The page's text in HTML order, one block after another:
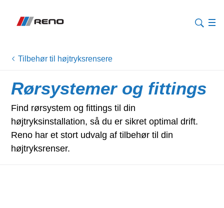
Tilbehør til højtryksrensere
Rørsystemer og fittings
Find rørsystem og fittings til din
højtryksinstallation, så du er sikret optimal drift.
Reno har et stort udvalg af tilbehør til din
højtryksrenser.